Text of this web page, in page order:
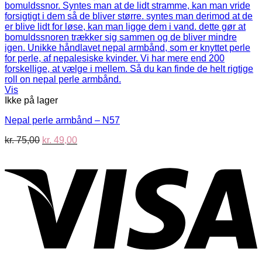
Vis
Ikke på lager
Nepal perle armbånd – N57
kr.75,00 Den
var:
kr. 75,00.
kr. 49,00Den
er:
kr. 49,00.